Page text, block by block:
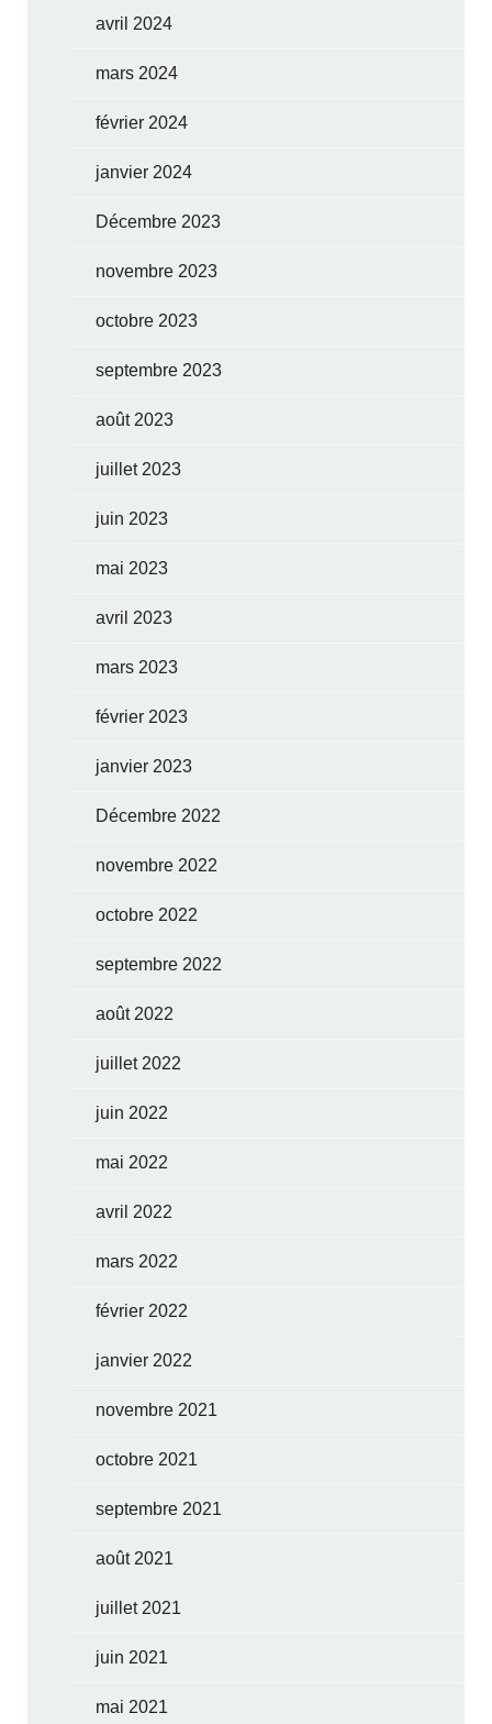
avril 2024
mars 2024
février 2024
janvier 2024
Décembre 2023
novembre 2023
octobre 2023
septembre 2023
août 2023
juillet 2023
juin 2023
mai 2023
avril 2023
mars 2023
février 2023
janvier 2023
Décembre 2022
novembre 2022
octobre 2022
septembre 2022
août 2022
juillet 2022
juin 2022
mai 2022
avril 2022
mars 2022
février 2022
janvier 2022
novembre 2021
octobre 2021
septembre 2021
août 2021
juillet 2021
juin 2021
mai 2021